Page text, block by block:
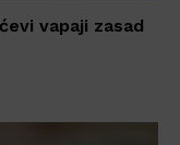
vapaji zasad